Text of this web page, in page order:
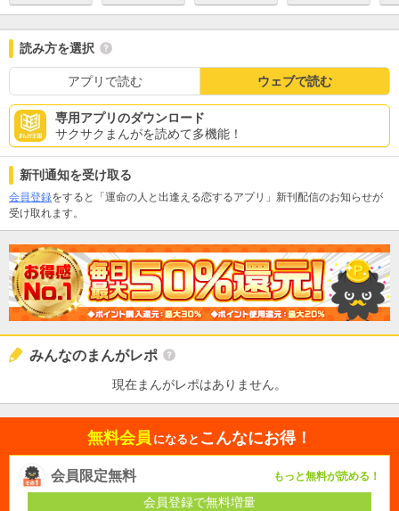
読み方を選択
アプリで読む ウェブで読む
専用アプリのダウンロード
サクサクまんがを読めて多機能！
新刊通知を受け取る
会員登録をすると「運命の人と出逢える恋するアプリ」新刊配信のお知らせが
受け取れます。
みんなのまんがレポ
現在まんがレポはありません。
無料会員 になると こんなにお得！
会員限定無料 もっと無料が読める！
会員登録で無料増量